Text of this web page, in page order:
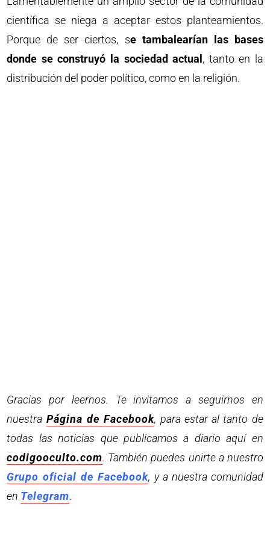
científica se niega a aceptar estos planteamientos.
Porque de ser ciertos, se tambalearían las bases
donde se construyó la sociedad actual , tanto en la
distribución del poder político, como en la religión.
Gracias por leernos. Te invitamos a seguirnos en
nuestra Página de Facebook, para estar al tanto de
todas las noticias que publicamos a diario aquí en
codigooculto.com. También puedes unirte a nuestro
Grupo oficial de Facebook, y a nuestra comunidad
en Telegram.